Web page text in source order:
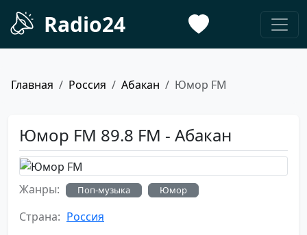
Radio24
Главная Россия Абакан Юмор FM
Юмор FM 89.8 FM - Абакан
Жанры: Поп-музыка Юмор
Страна: Россия